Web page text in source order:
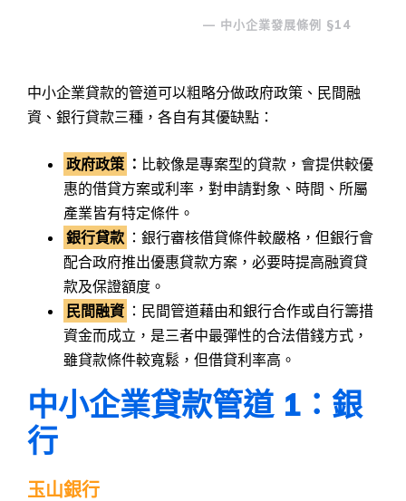
中小企業發展條例 §14
中小企業貸款的管道可以粗略分做政府政策、民間融
資、銀行貸款三種，各自有其優缺點：
政府政策 ： 比較像是專案型的貸款，會提供較優
惠的借貸方案或利率，對申請對象、時間、所屬
產業皆有特定條件。
銀行貸款 ：銀行審核借貸條件較嚴格，但銀行會
配合政府推出優惠貸款方案，必要時提高融資貸
款及保證額度。
民間融資 ：民間管道藉由和銀行合作或自行籌措
資金而成立，是三者中最彈性的合法借錢方式，
雖貸款條件較寬鬆，但借貸利率高。
中小企業貸款管道 1：銀
行
玉山銀行